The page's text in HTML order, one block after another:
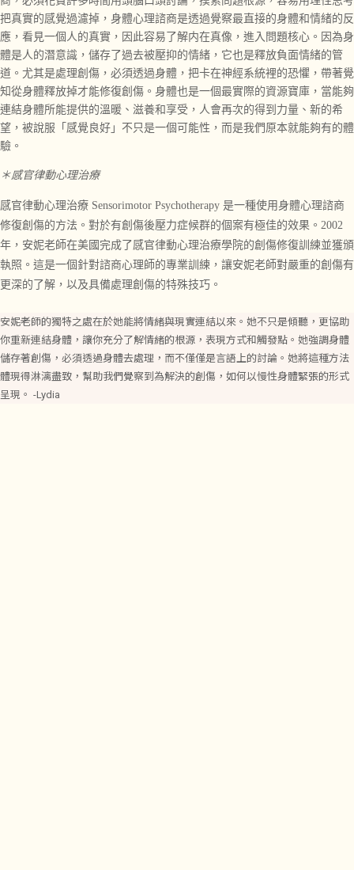
把真實的感覺過濾掉， 身體心理諮商是透過覺察最直接的身體和情緒的反
應，看見一個人的真實，因此容易了解内在真像， 進入問題核心。因為身
體是人的潛意識，儲存了過去被壓抑的情緒，它也是釋放負面情緒的管
道。尤其是處理創傷，必須透過身體，把卡在神經系統裡的恐懼，帶著覺
知從身體釋放掉才能修復創傷。身體也是一個最實際的資源寶庫，當能夠
連結身體所能提供的溫暖、滋養和享受，人會再次的得到力量、新的希
望，被說服「感覺良好」不只是一個可能性，而是我們原本就能夠有的體
驗。
＊感官律動心理治療
感官律動心理治療 Sensorimotor Psychotherapy 是一種使用身體心理諮商
修復創傷的方法。 對於有創傷後壓力症候群的個案有極佳的效果。 2002
年，安妮老師在美國完成了感官律動心理治療學院的創傷修復訓練並獲頒
執照。這是一個針對諮商心理師的專業訓練，讓安妮老師對嚴重的創傷有
更深的了解，以及具備處理創傷的特殊技巧。
安妮老師的獨特之處在於她能將情緒與現實連結以來。她不只是傾聽，更協助
你重新連結身體，讓你充分了解情緒的根源，表現方式和觸發點。她強調身體
儲存著創傷，必須透過身體去處理，而不僅僅是言語上的討論。她將這種方法
體現得淋漓盡致，幫助我們覺察到為解決的創傷，如何以慢性身體緊張的形式
呈現。 -Lydia